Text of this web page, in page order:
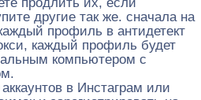
другие так же. сначала на
профиль в антидетект
каждый профиль будет
компьютером с
в Инстаграм или